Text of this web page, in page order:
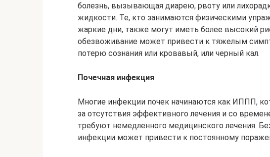
болезнь, вызывающая диарею, рвоту или
жидкости. Те, кто занимаются физическими
жаркие дни, также могут иметь более высокий
обезвоживание может привести к тяжелым
потерю сознания или кровавый, или черный кал.
Почечная инфекция
Многие инфекции почек начинаются как ИППП,
за отсутствия эффективного лечения и со
требуют немедленного медицинского лечения.
инфекции может привести к постоянному